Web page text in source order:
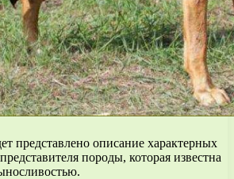
представлено описание характерных
породы, которая известна